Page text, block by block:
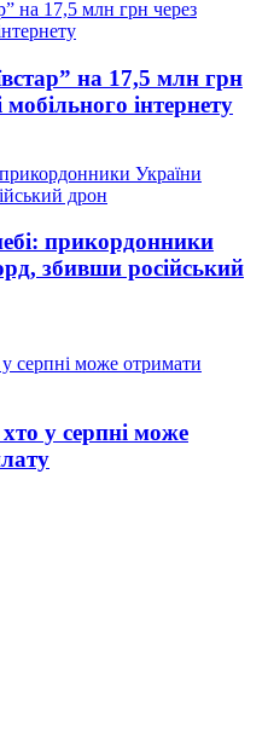
на 17,5 млн грн
інтернету
прикордонники
збивши російський
у серпні може